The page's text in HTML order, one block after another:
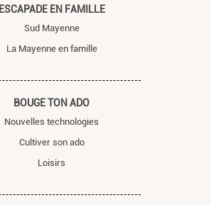
ESCAPADE EN FAMILLE
Sud Mayenne
La Mayenne en famille
BOUGE TON ADO
Nouvelles technologies
Cultiver son ado
Loisirs